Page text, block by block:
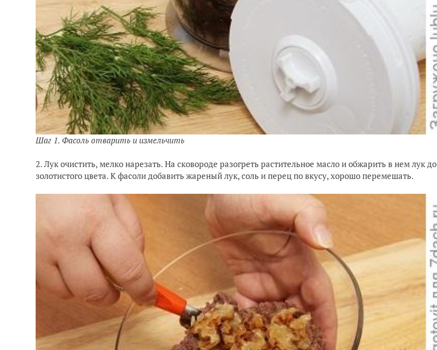
Шаг 1. Фасоль отварить и измельчить
2. Лук очистить, мелко нарезать. На сковороде разогреть растительное масло и обжарить в нем лук до
золотистого цвета. К фасоли добавить жареный лук, соль и перец по вкусу, хорошо перемешать.